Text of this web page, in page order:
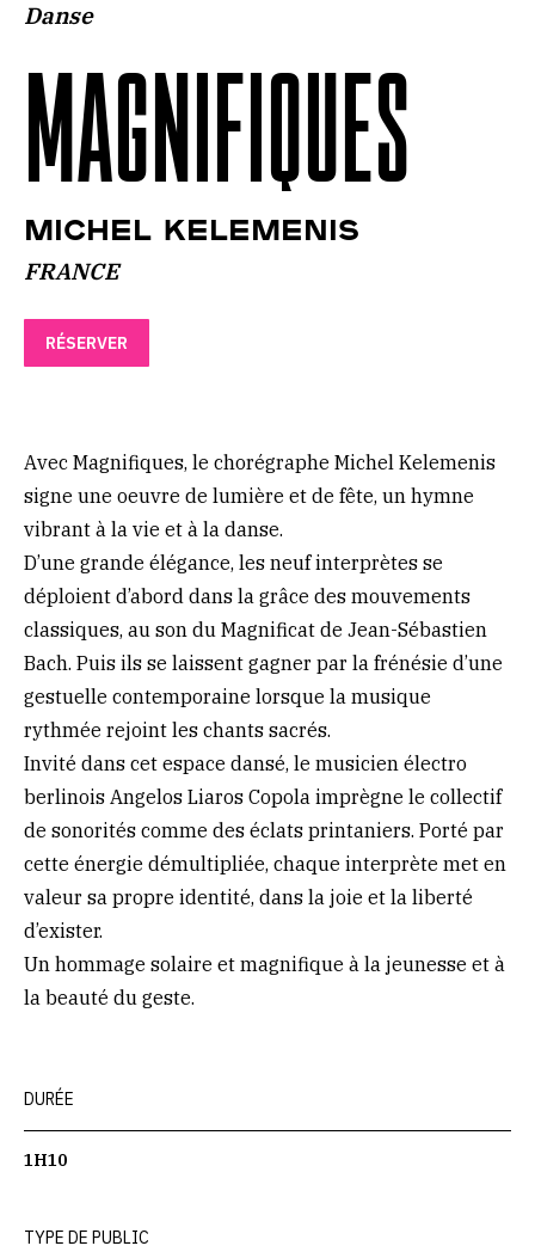
Danse
MAGNIFIQUES
MICHEL KELEMENIS
FRANCE
RÉSERVER
Avec Magnifiques, le chorégraphe Michel Kelemenis
signe une oeuvre de lumière et de fête, un hymne
vibrant à la vie et à la danse.
D’une grande élégance, les neuf interprètes se
déploient d’abord dans la grâce des mouvements
classiques, au son du Magnificat de Jean-Sébastien
Bach. Puis ils se laissent gagner par la frénésie d’une
gestuelle contemporaine lorsque la musique
rythmée rejoint les chants sacrés.
Invité dans cet espace dansé, le musicien électro
berlinois Angelos Liaros Copola imprègne le collectif
de sonorités comme des éclats printaniers. Porté par
cette énergie démultipliée, chaque interprète met en
valeur sa propre identité, dans la joie et la liberté
d’exister.
Un hommage solaire et magnifique à la jeunesse et à
la beauté du geste.
DURÉE
1H10
TYPE DE PUBLIC